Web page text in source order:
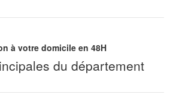
à votre domicile en 48H
du département